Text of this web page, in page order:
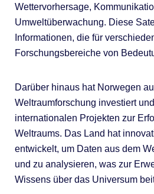
Wettervorhersage,
Umweltüberwachung. Diese
Informationen, die für
Forschungsbereiche von
Darüber hinaus hat Norwegen
Weltraumforschung investiert
internationalen Projekten zur
Weltraums. Das Land hat
entwickelt, um Daten aus dem
und zu analysieren, was zur
Wissens über das Universum